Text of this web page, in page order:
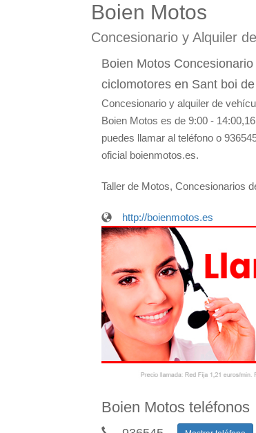
Boien Motos
Concesionario y Alquiler
Boien Motos
ciclomotores en Sant boi
Concesionario y alquiler de
Boien Motos es de 9:00 -
puedes llamar al teléfono o
oficial boienmotos.es.
Taller de Motos, Concesionarios
http://boienmotos.es
Boien Motos teléfonos